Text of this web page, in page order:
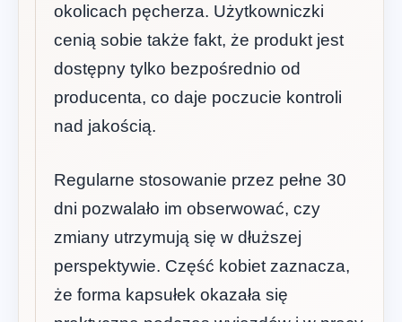
okolicach pęcherza. Użytkowniczki
cenią sobie także fakt, że produkt jest
dostępny tylko bezpośrednio od
producenta, co daje poczucie kontroli
nad jakością.
Regularne stosowanie przez pełne 30
dni pozwalało im obserwować, czy
zmiany utrzymują się w dłuższej
perspektywie. Część kobiet zaznacza,
że forma kapsułek okazała się